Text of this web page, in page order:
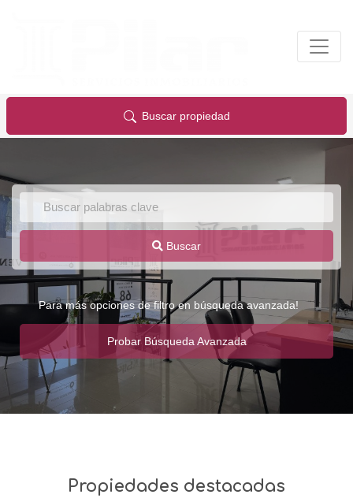
Buscar propiedad
Buscar
Para más opciones de filtro en búsqueda avanzada!
Probar Búsqueda Avanzada
Propiedades destacadas